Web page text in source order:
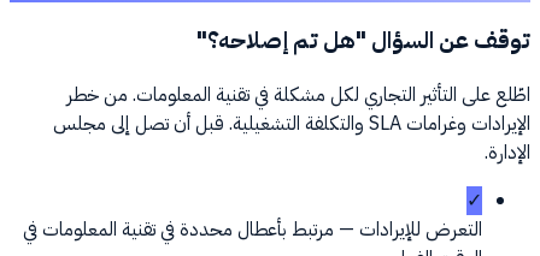
توقف عن السؤال "هل تم إصلاحه؟"
اطّلع على التأثير التجاري لكل مشكلة في تقنية المعلومات. من خطر
الإيرادات وغرامات SLA والتكلفة التشغيلية. قبل أن تصل إلى مجلس
الإدارة.
✓
التعرض للإيرادات — مرتبط بأعطال محددة في تقنية المعلومات في